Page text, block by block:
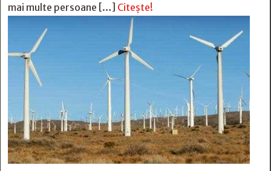
mai multe persoane […] Citește!